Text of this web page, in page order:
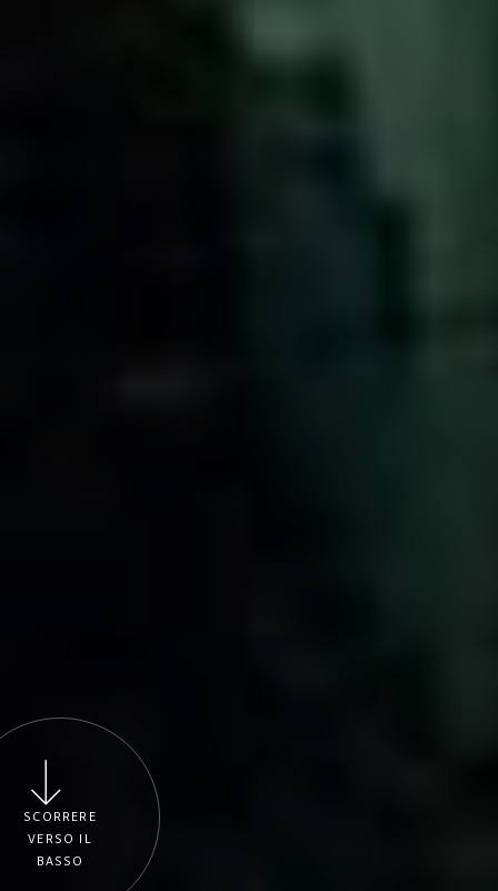
SCORRERE
VERSO IL
BASSO